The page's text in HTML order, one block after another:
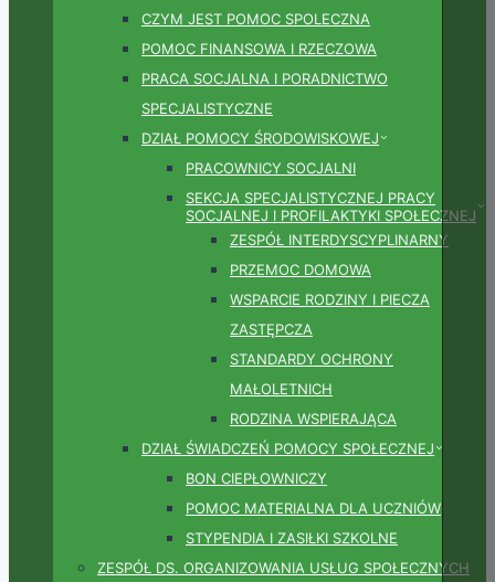
CZYM JEST POMOC SPOLECZNA
POMOC FINANSOWA I RZECZOWA
PRACA SOCJALNA I PORADNICTWO
SPECJALISTYCZNE
DZIAŁ POMOCY ŚRODOWISKOWEJ
PRACOWNICY SOCJALNI
SEKCJA SPECJALISTYCZNEJ PRACY
SOCJALNEJ I PROFILAKTYKI SPOŁECZNEJ
ZESPÓŁ INTERDYSCYPLINARNY
PRZEMOC DOMOWA
WSPARCIE RODZINY I PIECZA
ZASTĘPCZA
STANDARDY OCHRONY
MAŁOLETNICH
RODZINA WSPIERAJĄCA
DZIAŁ ŚWIADCZEŃ POMOCY SPOŁECZNEJ
BON CIEPŁOWNICZY
POMOC MATERIALNA DLA UCZNIÓW
STYPENDIA I ZASIŁKI SZKOLNE
ZESPÓŁ DS. ORGANIZOWANIA USŁUG SPOŁECZNYCH